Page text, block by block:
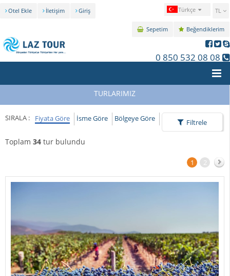
Otel Ekle İletişim Giriş TL
Türkçe
Beğendiklerim
Sepetim
0 850 532 08 08
TURLARIMIZ
SIRALA : Fiyata Göre İsme Göre Bölgeye Göre Filtrele
Toplam 34 tur bulundu
1 2 İleri